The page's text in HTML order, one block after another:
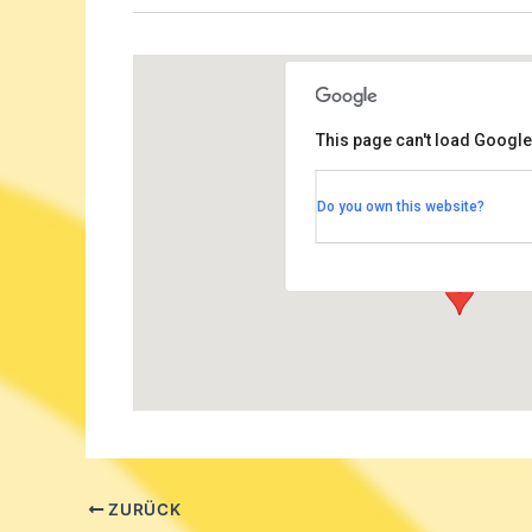
Rudolf-Steiner Haus
Bernadottestrasse 90-92 -
This page can't load
Do you own this website?
ZURÜCK